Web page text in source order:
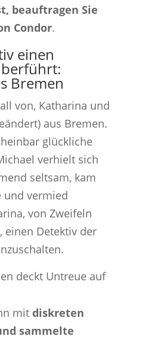
beauftragen Sie
Condor.
einen
Bremen
von, Katharina und
aus Bremen.
glückliche
verhielt sich
seltsam, kam
und vermied
von Zweifeln
einen Detektiv der
mit diskreten
sammelte